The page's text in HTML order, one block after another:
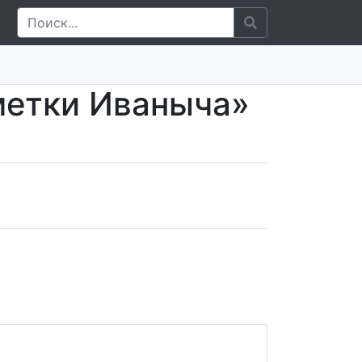
Иваныча»